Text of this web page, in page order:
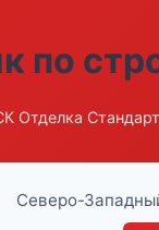
по
Отделка Стандарт
Северо-